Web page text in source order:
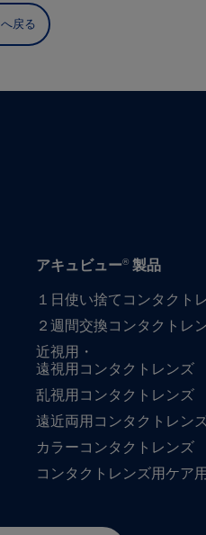
戻る
アキュビュー®製品
１日​使い捨て​​コンタクト
２週間交換コンタクトレ
近視用・
遠視用コンタクトレンズ
乱視用コンタクトレンズ
遠近両用コンタクトレン
カラーコンタクトレンズ
コンタクトレンズ用ケア